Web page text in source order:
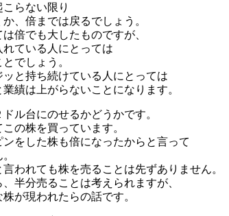
らない限り
、倍までは戻るでしょう。
倍でも大したものですが、
ている人にとっては
でしょう。
と持ち続けている人にとっては
績は上がらないことになります。
ル台にのせるかどうかです。
の株を買っています。
をした株も倍になったからと言って
われても株を売ることは先ずありません。
半分売ることは考えられますが、
が現われたらの話です。